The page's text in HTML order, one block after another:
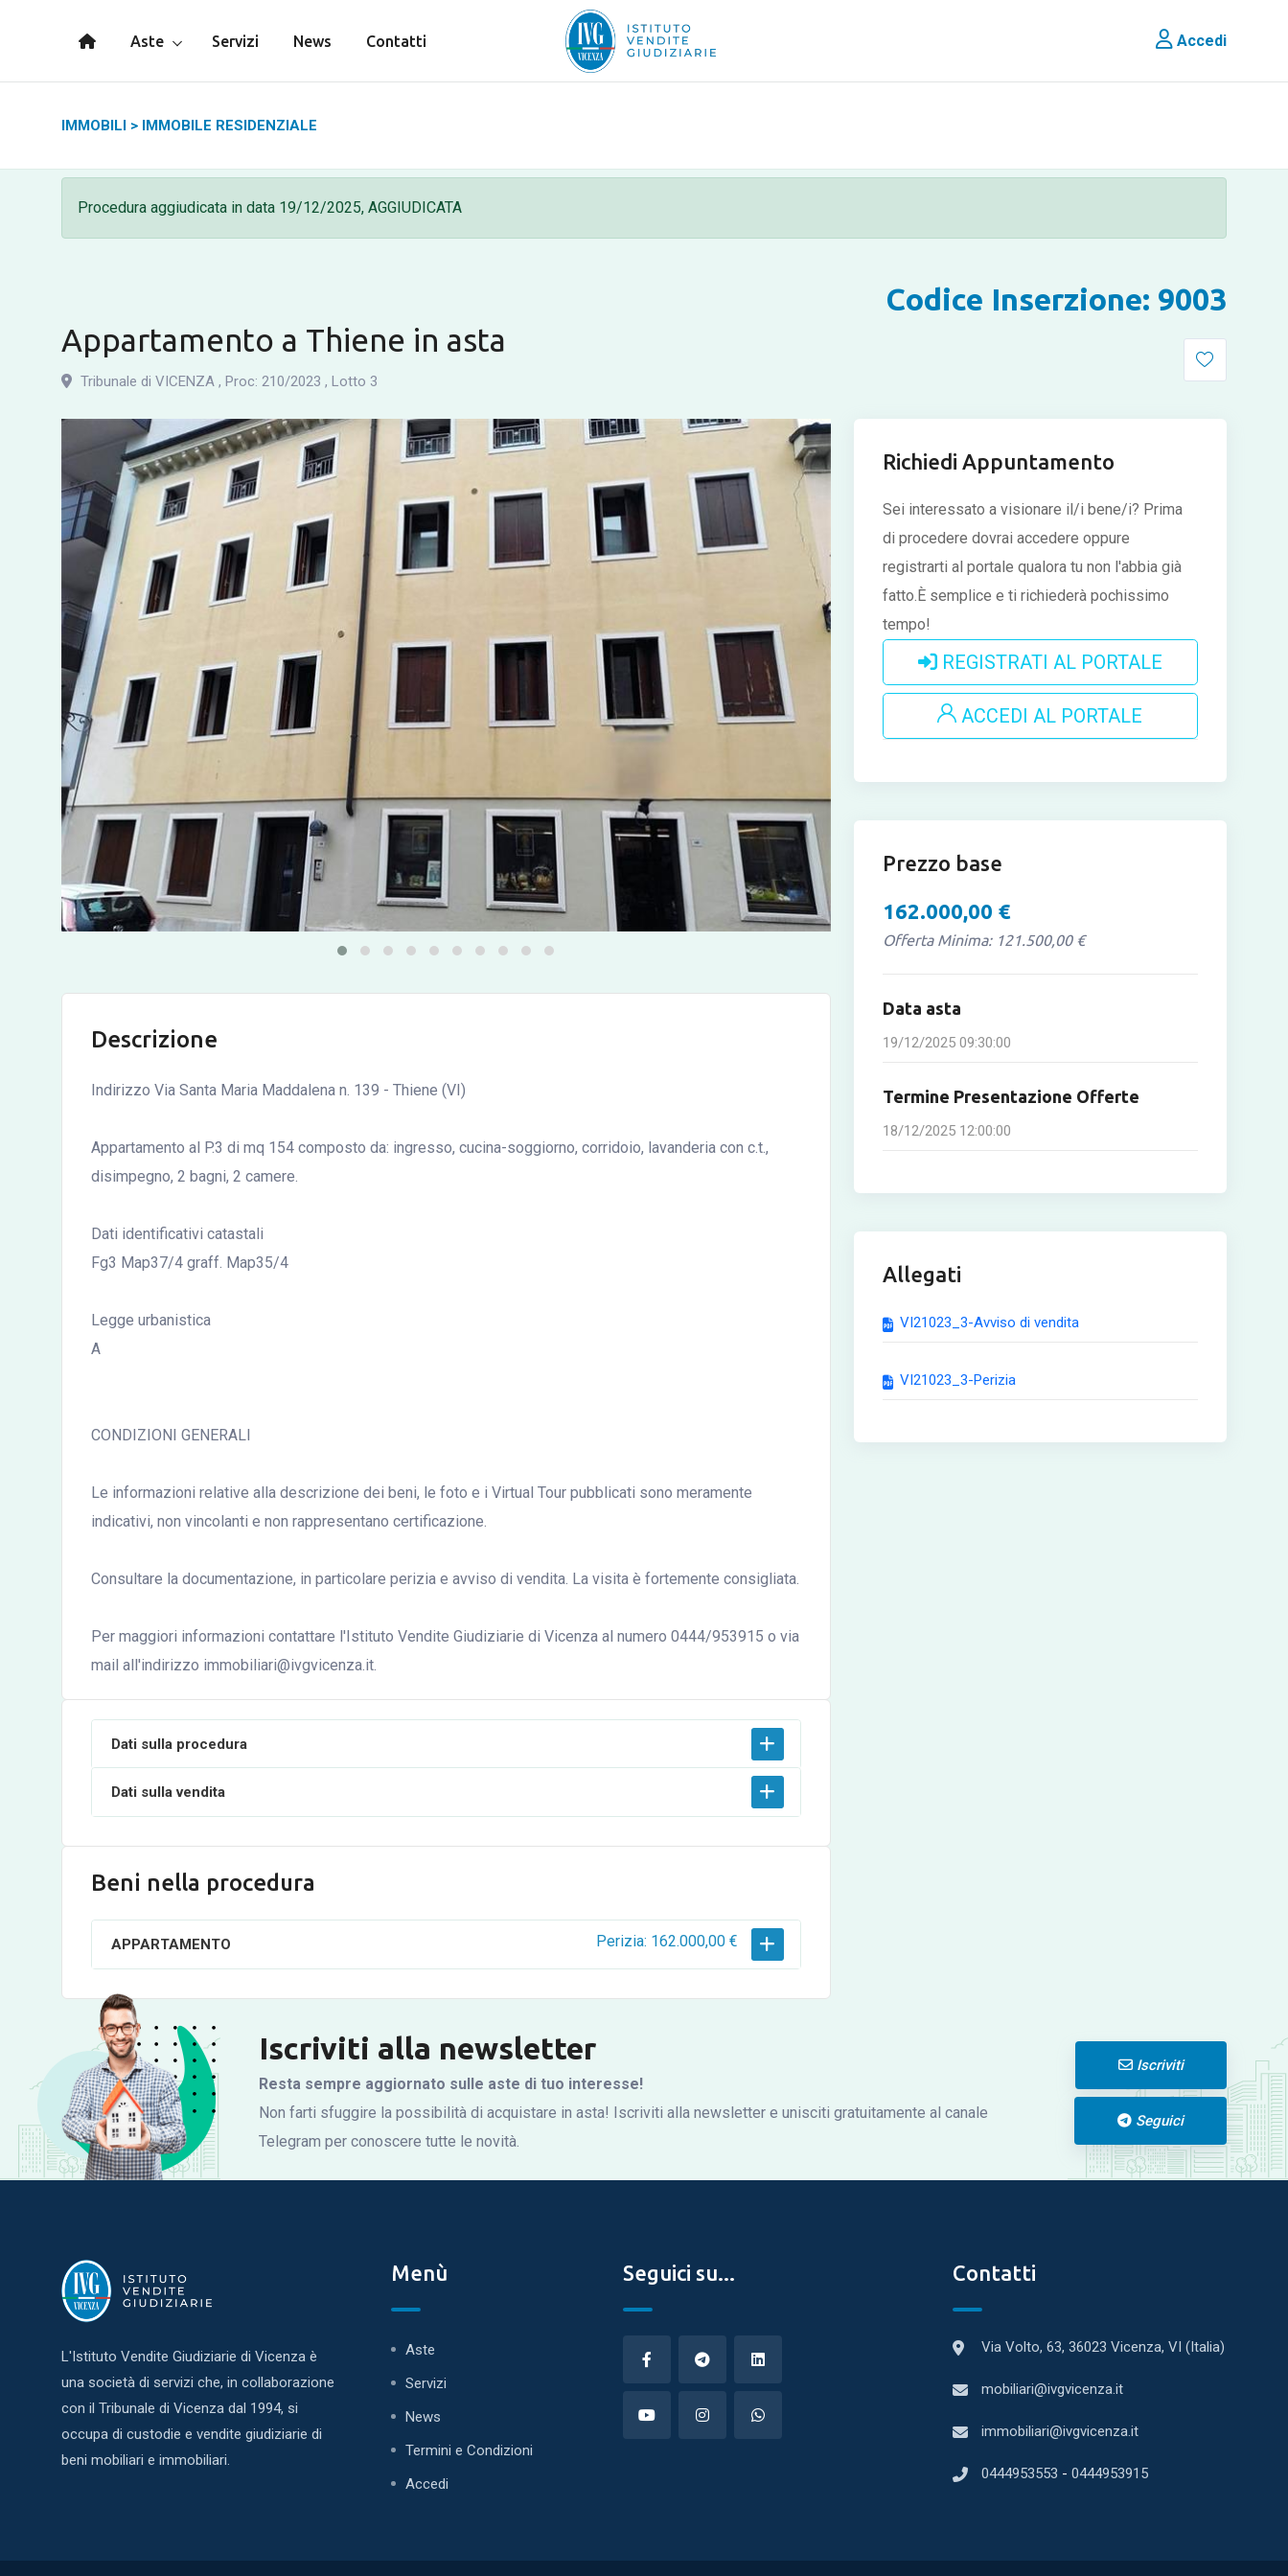
Aste Servizi News Contatti Accedi
IMMOBILI > IMMOBILE RESIDENZIALE
Procedura aggiudicata in data 19/12/2025, AGGIUDICATA
Codice Inserzione: 9003
Appartamento a Thiene in asta
Tribunale di VICENZA , Proc: 210/2023 , Lotto 3
Descrizione
Indirizzo Via Santa Maria Maddalena n. 139 - Thiene (VI)
Appartamento al P.3 di mq 154 composto da: ingresso, cucina-soggiorno, corridoio, lavanderia con c.t.,
disimpegno, 2 bagni, 2 camere.
Dati identificativi catastali
Fg3 Map37/4 graff. Map35/4
Legge urbanistica
A
CONDIZIONI GENERALI
Le informazioni relative alla descrizione dei beni, le foto e i Virtual Tour pubblicati sono meramente
indicativi, non vincolanti e non rappresentano certificazione.
Consultare la documentazione, in particolare perizia e avviso di vendita. La visita è fortemente consigliata.
Per maggiori informazioni contattare l'Istituto Vendite Giudiziarie di Vicenza al numero 0444/953915 o via
mail all'indirizzo immobiliari@ivgvicenza.it.
Dati sulla procedura
Dati sulla vendita
Beni nella procedura
APPARTAMENTO Perizia: 162.000,00 €
Richiedi Appuntamento
Sei interessato a visionare il/i bene/i? Prima
di procedere dovrai accedere oppure
registrarti al portale qualora tu non l'abbia già
fatto.È semplice e ti richiederà pochissimo
tempo!
REGISTRATI AL PORTALE
ACCEDI AL PORTALE
Prezzo base
162.000,00 €
Offerta Minima: 121.500,00 €
Data asta
19/12/2025 09:30:00
Termine Presentazione Offerte
18/12/2025 12:00:00
Allegati
VI21023_3-Avviso di vendita
VI21023_3-Perizia
Iscriviti alla newsletter
Resta sempre aggiornato sulle aste di tuo interesse!
Non farti sfuggire la possibilità di acquistare in asta! Iscriviti alla newsletter e unisciti gratuitamente al canale
Telegram per conoscere tutte le novità.
Iscriviti
Seguici
L'Istituto Vendite Giudiziarie di Vicenza è
una società di servizi che, in collaborazione
con il Tribunale di Vicenza dal 1994, si
occupa di custodie e vendite giudiziarie di
beni mobiliari e immobiliari.
Menù
Aste
Servizi
News
Termini e Condizioni
Accedi
Seguici su... Contatti
Via Volto, 63, 36023 Vicenza, VI (Italia)
mobiliari@ivgvicenza.it
immobiliari@ivgvicenza.it
0444953553 - 0444953915